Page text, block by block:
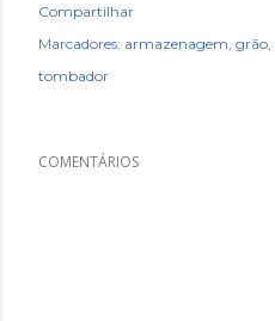
Compartilhar
Marcadores: armazenagem grão
tombador
COMENTÁRIOS